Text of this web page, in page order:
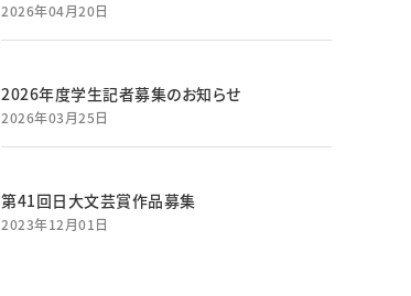
2026年04月20日
2026年度学生記者募集のお知らせ
2026年03月25日
第41回日大文芸賞作品募集
2023年12月01日